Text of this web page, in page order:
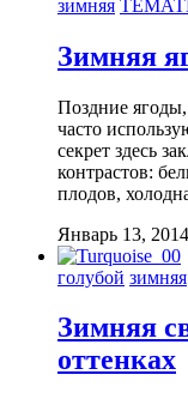
зимняя
Зимняя
Поздние
часто
секрет здесь
контрастов:
плодов,
Январь 13, 2014
голубой зимняя
Зимняя
оттенках